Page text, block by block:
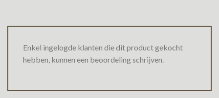
Enkel ingelogde klanten die dit product gekocht
hebben, kunnen een beoordeling schrijven.